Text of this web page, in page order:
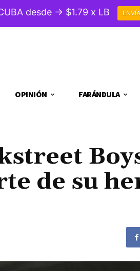
OPINIÓN FARÁNDULA
de su
desde → $1.79 x LB